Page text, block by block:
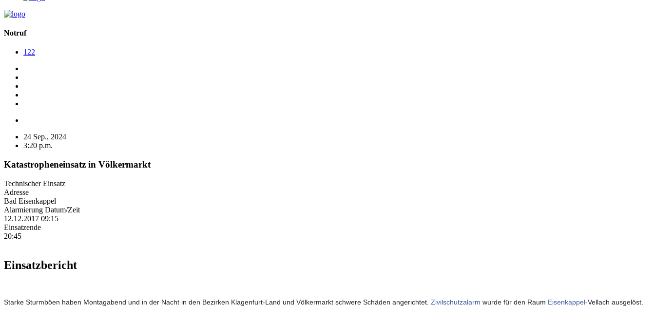
Notruf
122
24 Sep., 2024
3:20 p.m.
Katastropheneinsatz in Völkermarkt
Technischer Einsatz
Adresse
Bad Eisenkappel
Alarmierung Datum/Zeit
12.12.2017 09:15
Einsatzende
20:45
Einsatzbericht
Starke Sturmböen haben Montagabend und in der Nacht in den Bezirken Klagenfurt-Land und Völkermarkt schwere Schäden angerichtet. Zivilschutzalarm wurde für den Raum Eisenkappel-Vellach ausgelöst.